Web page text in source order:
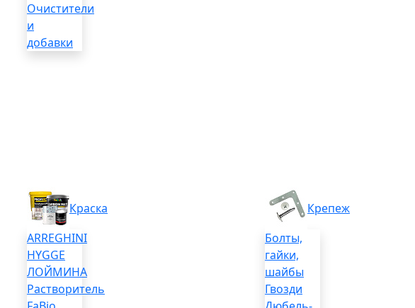
Очистители
и
добавки
Краска
ARREGHINI
HYGGE
ЛОЙМИНА
Растворитель
Крепеж
Болты,
гайки,
шайбы
Гвозди